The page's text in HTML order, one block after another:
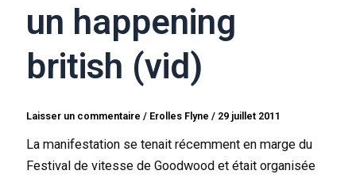
un happening
british (vid)
Laisser un commentaire / Erolles Flyne/ 29 juillet 2011
La manifestation se tenait récemment en marge du
Festival de vitesse de Goodwood et était organisée